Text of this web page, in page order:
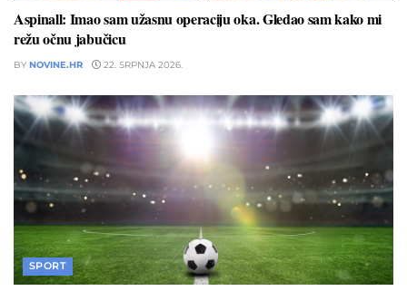
Aspinall: Imao sam užasnu operaciju oka. Gledao sam kako mi
režu očnu jabučicu
BY NOVINE.HR 22. SRPNJA 2026.
SPORT